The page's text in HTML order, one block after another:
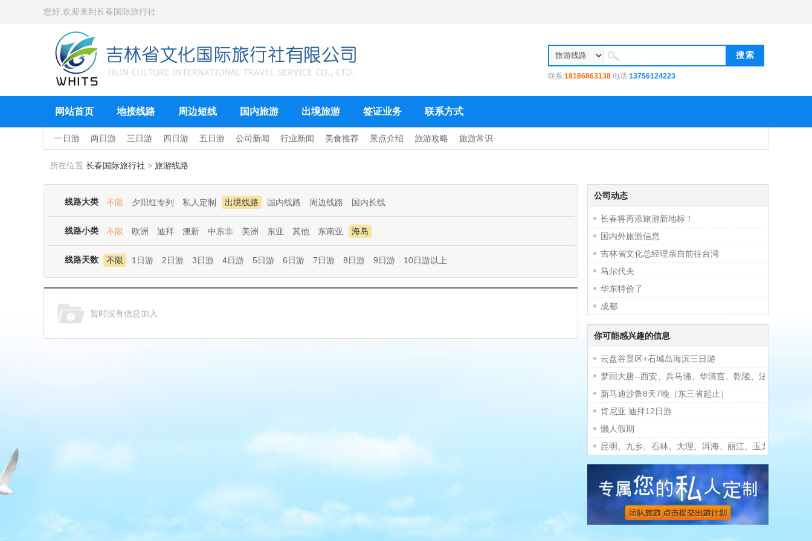
您好,欢迎来到 长春国际旅行社
联系:18186863138 电话:13756124223
网站首页 地接线路 周边短线 国内旅游 出境旅游 签证业务 联系方式
一日游 两日游 三日游 四日游 五日游 公司新闻 行业新闻 美食推荐 景点介绍 旅游攻略 旅游常识
所在位置 长春国际旅行社 > 旅游线路
线路大类 不限 夕阳红专列 私人定制 出境线路 国内线路 周边线路 国内长线
线路小类 不限 欧洲 迪拜 澳新 中东非 美洲 东亚 其他 东南亚 海岛
线路天数 不限 1日游 2日游 3日游 4日游 5日游 6日游 7日游 8日游 9日游 10日游以上
暂时没有信息加入
公司动态
长春将再添旅游新地标！
国内外旅游信息
吉林省文化总经理亲自前往台湾
马尔代夫
华东特价了
成都
你可能感兴趣的信息
云盘谷景区+石城岛海滨三日游
梦回大唐--西安、兵马俑、华清宫、乾陵、法门寺双飞5
新马迪沙鲁8天7晚（东三省起止）
肯尼亚 迪拜12日游
懒人假期
昆明、九乡、石林、大理、洱海、丽江、玉龙雪山、西